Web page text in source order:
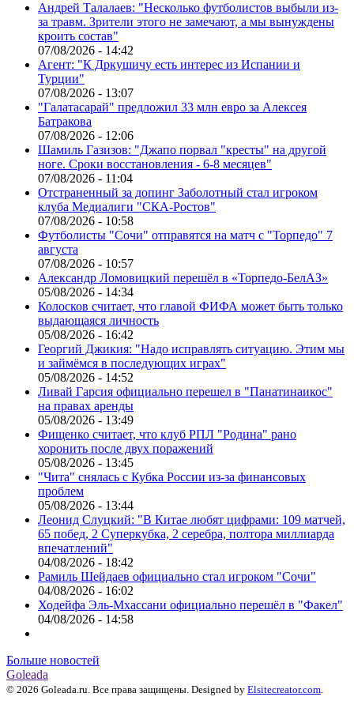
Андрей Талалаев: "Несколько футболистов выбыли из-
за травм. Зрители этого не замечают, а мы вынуждены
кроить состав"
07/08/2026 - 14:42
Агент: "К Дркушичу есть интерес из Испании и
Турции"
07/08/2026 - 13:07
"Галатасарай" предложил 33 млн евро за Алексея
Батракова
07/08/2026 - 12:06
Шамиль Газизов: "Джапо порвал "кресты" на другой
ноге. Сроки восстановления - 6-8 месяцев"
07/08/2026 - 11:04
Отстраненный за допинг Заболотный стал игроком
клуба Медиалиги "СКА-Ростов"
07/08/2026 - 10:58
Футболисты "Сочи" отправятся на матч с "Торпедо" 7
августа
07/08/2026 - 10:57
Александр Ломовицкий перешёл в «Торпедо-БелАЗ»
05/08/2026 - 14:34
Колосков считает, что главой ФИФА может быть только
выдающаяся личность
05/08/2026 - 16:42
Георгий Джикия: "Надо исправлять ситуацию. Этим мы
и займёмся в последующих играх"
05/08/2026 - 14:52
Ливай Гарсия официально перешел в "Панатинаикос"
на правах аренды
05/08/2026 - 13:49
Фищенко считает, что клуб РПЛ "Родина" рано
хоронить после двух поражений
05/08/2026 - 13:45
"Чита" снялась с Кубка России из-за финансовых
проблем
05/08/2026 - 13:44
Леонид Слуцкий: "В Китае любят цифрами: 109 матчей,
65 побед, 2 Суперкубка, 2 серебра, полтора миллиарда
впечатлений"
04/08/2026 - 18:42
Рамиль Шейдаев официально стал игроком "Сочи"
04/08/2026 - 16:02
Ходейфа Эль-Мхассани официально перешёл в "Факел"
04/08/2026 - 14:58
Больше новостей
Goleada
© 2026 Goleada.ru. Все права защищены. Designed by Elsitecreator.com